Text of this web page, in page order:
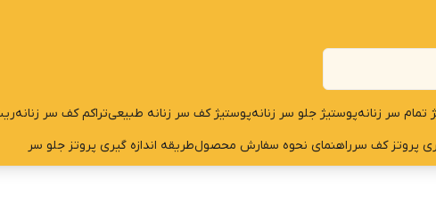
تمام سر زنانهپوستیژ جلو سر زنانهپوستیژ کف سر زنانه طبیعیتراکم کف سر زنانه
پروتز کف سرراهنمای نحوه سفارش محصولطریقه اندازه گیری پروتز جلو سر